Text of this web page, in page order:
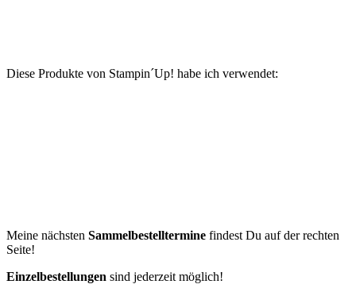
Diese Produkte von Stampin´Up! habe ich verwendet:
Meine nächsten Sammelbestelltermine findest Du auf der rechten
Seite!
Einzelbestellungen sind jederzeit möglich!